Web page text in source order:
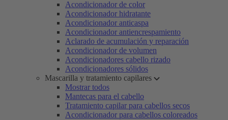
Acondicionador de color
Acondicionador hidratante
Acondicionador anticaspa
Acondicionador antiencrespamiento
Aclarado de acumulación y reparación
Acondicionador de volumen
Acondicionadores cabello rizado
Acondicionadores sólidos
Mascarilla y tratamiento capilares
Mostrar todos
Mantecas para el cabello
Tratamiento capilar para cabellos secos
Acondicionador para cabellos coloreados